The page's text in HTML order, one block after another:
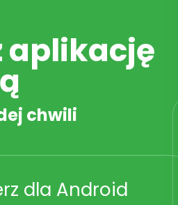
aplikację
chwili
dla Android